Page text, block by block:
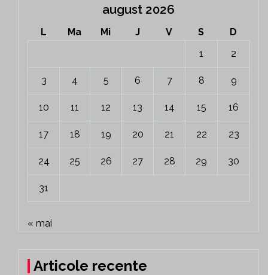
august 2026
L Ma Mi J V S
D
1
2
3 4 5 6 7 8 9
10 11 12 13 14 15 16
17 18 19 20 21 22 23
24 25 26 27 28 29 30
31
« mai
Articole recente